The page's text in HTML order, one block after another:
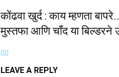
कोंढवा खुर्द : काय म्हणता
मुस्तफा आणि चॉंद या बिल्डरने
LEAVE A REPLY